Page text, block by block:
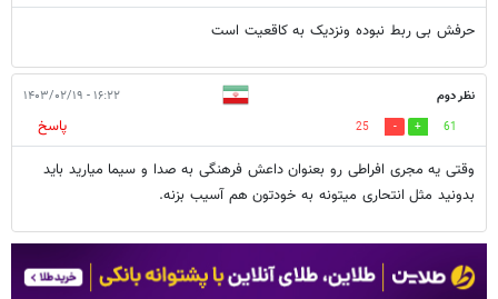
حرفش بی ربط نبوده ونزدیک به کاقعیت است
نظر دوم ۱۶:۲۲ - ۱۴۰۳/۰۲/۱۹
61
25
پاسخ
وقتی یه مجری افراطی رو بعنوان داعش فرهنگی به صدا و سیما میارید باید
بدونید مثل انتحاری میتونه به خودتون هم آسیب بزنه.